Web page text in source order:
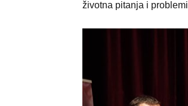
životna pitanja i